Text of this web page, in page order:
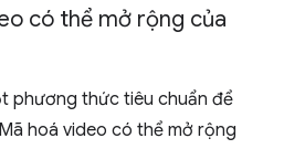
có thể mở rộng của
phương thức tiêu chuẩn để
hoá video có thể mở rộng